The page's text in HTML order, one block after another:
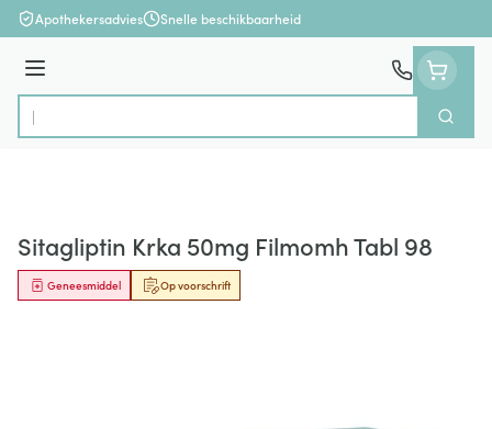
Ga naar de inhoud
Apothekersadvies Snelle beschikbaarheid
Menu
Product, merk, categorie...
Zoek
Sitagliptin Krka 50mg Filmomh Tabl 98
Op voorschrift
Geneesmiddel